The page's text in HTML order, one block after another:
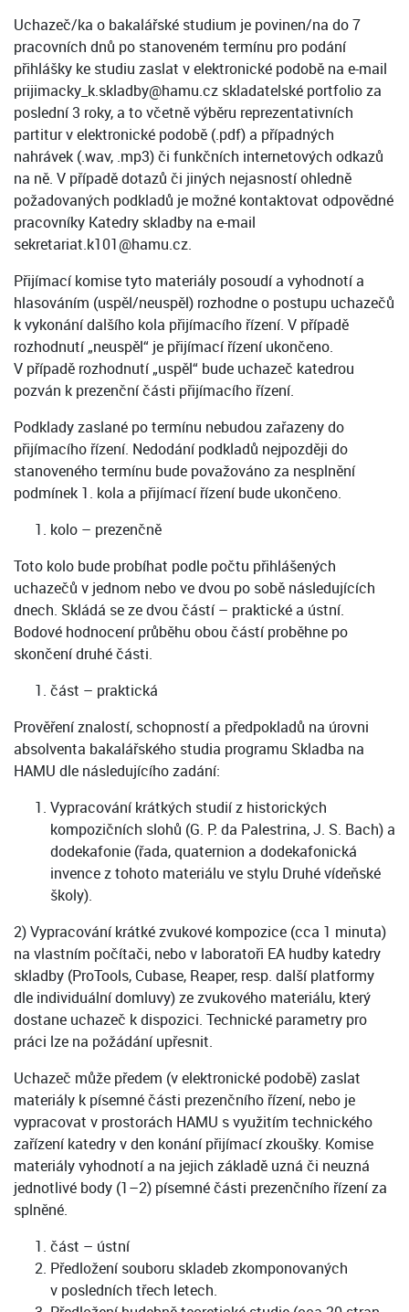
Uchazeč/ka o bakalářské studium je povinen/na do 7
pracovních dnů po stanoveném termínu pro podání
přihlášky ke studiu zaslat v elektronické podobě na e-mail
prijimacky_k.skladby@hamu.cz skladatelské portfolio za
poslední 3 roky, a to včetně výběru reprezentativních
partitur v elektronické podobě (.pdf) a případných
nahrávek (.wav, .mp3) či funkčních internetových odkazů
na ně. V případě dotazů či jiných nejasností ohledně
požadovaných podkladů je možné kontaktovat odpovědné
pracovníky Katedry skladby na e-mail
sekretariat.k101@hamu.cz.
Přijímací komise tyto materiály posoudí a vyhodnotí a
hlasováním (uspěl/neuspěl) rozhodne o postupu uchazečů
k vykonání dalšího kola přijímacího řízení. V případě
rozhodnutí „neuspěl“ je přijímací řízení ukončeno.
V případě rozhodnutí „uspěl“ bude uchazeč katedrou
pozván k prezenční části přijímacího řízení.
Podklady zaslané po termínu nebudou zařazeny do
přijímacího řízení. Nedodání podkladů nejpozději do
stanoveného termínu bude považováno za nesplnění
podmínek 1. kola a přijímací řízení bude ukončeno.
kolo – prezenčně
Toto kolo bude probíhat podle počtu přihlášených
uchazečů v jednom nebo ve dvou po sobě následujících
dnech. Skládá se ze dvou částí – praktické a ústní.
Bodové hodnocení průběhu obou částí proběhne po
skončení druhé části.
část – praktická
Prověření znalostí, schopností a předpokladů na úrovni
absolventa bakalářského studia programu Skladba na
HAMU dle následujícího zadání:
Vypracování krátkých studií z historických
kompozičních slohů (G. P. da Palestrina, J. S. Bach) a
dodekafonie (řada, quaternion a dodekafonická
invence z tohoto materiálu ve stylu Druhé vídeňské
školy).
2) Vypracování krátké zvukové kompozice (cca 1 minuta)
na vlastním počítači, nebo v laboratoři EA hudby katedry
skladby (ProTools, Cubase, Reaper, resp. další platformy
dle individuální domluvy) ze zvukového materiálu, který
dostane uchazeč k dispozici. Technické parametry pro
práci lze na požádání upřesnit.
Uchazeč může předem (v elektronické podobě) zaslat
materiály k písemné části prezenčního řízení, nebo je
vypracovat v prostorách HAMU s využitím technického
zařízení katedry v den konání přijímací zkoušky. Komise
materiály vyhodnotí a na jejich základě uzná či neuzná
jednotlivé body (1–2) písemné části prezenčního řízení za
splněné.
část – ústní
Předložení souboru skladeb zkomponovaných
v posledních třech letech.